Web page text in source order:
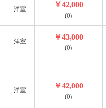
洋室
￥42,000
(0)
洋室
￥43,000
(0)
洋室
￥42,000
(0)